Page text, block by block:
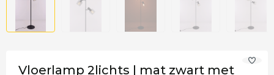
Vloerlamp 2lichts | mat zwart met